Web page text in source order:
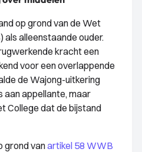
op grond van de Wet
alleenstaande ouder.
kracht een
voor een overlappende
de Wajong-uitkering
appellante, maar
College dat de bijstand
grond vanartikel 58 WWB